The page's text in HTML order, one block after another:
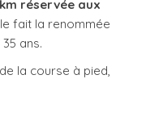
réservée aux
fait la renommée
ans.
la course à pied,